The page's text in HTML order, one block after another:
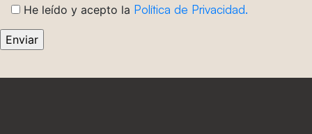
He leído y acepto la Política de Privacidad.